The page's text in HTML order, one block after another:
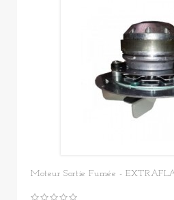
Moteur Sortie Fumée -